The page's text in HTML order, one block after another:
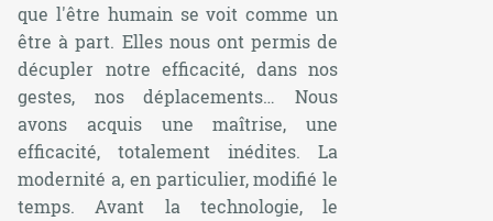
que l'être humain se voit comme un
être à part. Elles nous ont permis de
décupler notre efficacité, dans nos
gestes, nos déplacements… Nous
avons acquis une maîtrise, une
efficacité, totalement inédites. La
modernité a, en particulier, modifié le
temps. Avant la technologie, le